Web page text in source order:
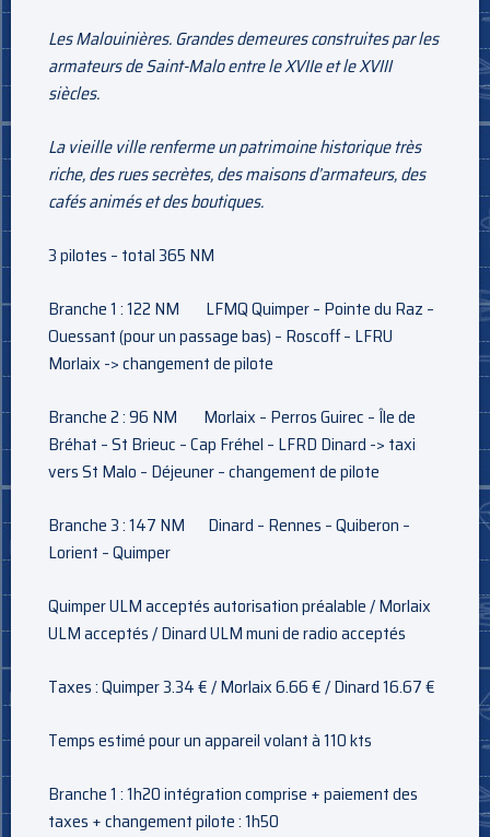
Les Malouinières. Grandes demeures construites par les
armateurs de Saint-Malo entre le XVIIe et le XVIII
siècles.
La vieille ville renferme un patrimoine historique très
riche, des rues secrètes, des maisons d’armateurs, des
cafés animés et des boutiques.
3 pilotes – total 365 NM
Branche 1 : 122 NM LFMQ Quimper – Pointe du Raz –
Ouessant (pour un passage bas) – Roscoff – LFRU
Morlaix -> changement de pilote
Branche 2 : 96 NM Morlaix – Perros Guirec – Île de
Bréhat – St Brieuc – Cap Fréhel – LFRD Dinard -> taxi
vers St Malo – Déjeuner – changement de pilote
Branche 3 : 147 NM Dinard – Rennes – Quiberon –
Lorient – Quimper
Quimper ULM acceptés autorisation préalable / Morlaix
ULM acceptés / Dinard ULM muni de radio acceptés
Taxes : Quimper 3.34 € / Morlaix 6.66 € / Dinard 16.67 €
Temps estimé pour un appareil volant à 110 kts
Branche 1 : 1h20 intégration comprise + paiement des
taxes + changement pilote : 1h50